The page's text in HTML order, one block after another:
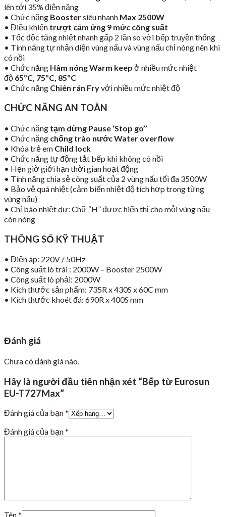
lên tới 35% điện năng
• Chức năng Boostersiêu nhanh Max 2500W
• Điều khiển trượt cảm ứng 9 mức công suất
• Tốc độc tăng nhiệt nhanh gấp 2 lần so với bếp truyền thống
• Tính năng tự nhận diện vùng nấu và vùng nấu chỉ nóng nên khi
có nồi
• Chức năng Hâm nóng Warm keep ở nhiều mức nhiệt
độ 65ºC, 75ºC, 85ºC
• Chức năng Chiên rán Fryvới nhiều mức nhiệt độ
CHỨC NĂNG AN TOÀN
• Chức năng tạm dừng Pause ‘Stop go’’
• Chức năng chống trào nước Water overflow
• Khóa trẻ em Child lock
• Chức năng tự động tắt bếp khi không có nồi
• Hẹn giờ giới hạn thời gian hoạt động
• Tính năng chia sẻ công suất của 2 vùng nấu tối đa 3500W
• Bảo vệ quá nhiệt (cảm biến nhiệt độ tích hợp trong từng
vùng nấu)
• Chỉ báo nhiệt dư: Chữ “H” được hiển thị cho mỗi vùng nấu
còn nóng
THÔNG SỐ KỸ THUẬT
• Điện áp: 220V / 50Hz
• Công suất lò trái : 2000W – Booster 2500W
• Công suất lò phải: 2000W
• Kích thước sản phẩm: 735R x 430S x 60C mm
• Kích thước khoét đá: 690R x 400S mm
Đánh giá
Chưa có đánh giá nào.
Hãy là người đầu tiên nhận xét “Bếp từ Eurosun
EU-T727Max”
Đánh giá của bạn*
Đánh giá của bạn*
Tên*